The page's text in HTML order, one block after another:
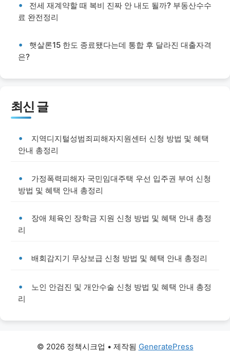
전세 재계약할 때 복비 진짜 안 내도 될까? 부동산수수
료 완전정리
햇살론15 한도 종료됐다는데 통합 후 달라진 대출자격
은?
최신 글
지역디지털성범죄피해자지원센터 신청 방법 및 혜택
안내 총정리
가정폭력피해자 국민임대주택 우선 입주권 부여 신청
방법 및 혜택 안내 총정리
장애 체육인 장학금 지원 신청 방법 및 혜택 안내 총정
리
배회감지기 무상보급 신청 방법 및 혜택 안내 총정리
노인 안검진 및 개안수술 신청 방법 및 혜택 안내 총정
리
© 2026 정책시크업 • 제작됨 GeneratePress